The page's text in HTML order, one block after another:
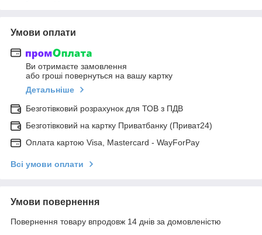
Умови оплати
Ви отримаєте замовлення
або гроші повернуться на вашу картку
Детальніше
Безготівковий розрахунок для ТОВ з ПДВ
Безготівковий на картку Приватбанку (Приват24)
Оплата картою Visa, Mastercard - WayForPay
Всі умови оплати
Умови повернення
Повернення товару впродовж 14 днів за домовленістю